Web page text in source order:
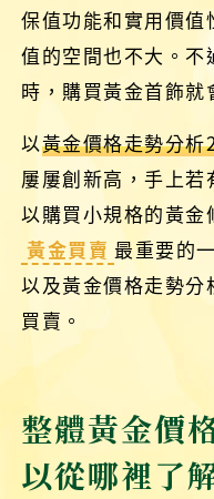
保值功能和實用價值
值的空間也不大。不
時，購買黃金首飾
以黃金價格走勢分析
屢屢創新高，手上
以購買小規格的黃金
黃金買賣 最重要的
以及黃金價格走勢
買賣。
整體黃金價
以從哪裡了